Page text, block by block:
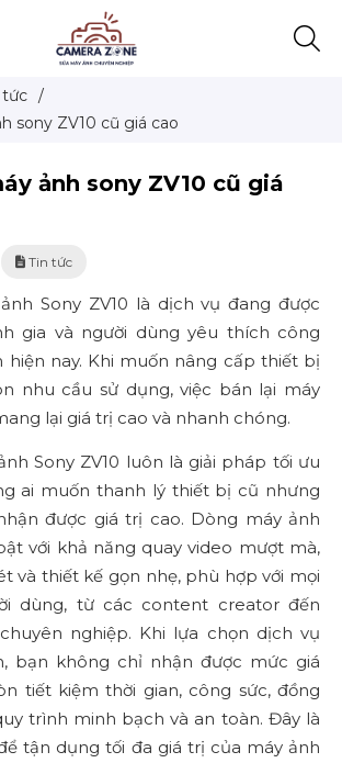
tức /
sony ZV10 cũ giá cao
ảnh sony ZV10 cũ giá
Tin tức
Sony ZV10 là dịch vụ đang được
gia và người dùng yêu thích công
hiện nay. Khi muốn nâng cấp thiết bị
nhu cầu sử dụng, việc bán lại máy
lại giá trị cao và nhanh chóng.
Sony ZV10 luôn là giải pháp tối ưu
ai muốn thanh lý thiết bị cũ nhưng
được giá trị cao. Dòng máy ảnh
với khả năng quay video mượt mà,
và thiết kế gọn nhẹ, phù hợp với mọi
dùng, từ các content creator đến
nghiệp. Khi lựa chọn dịch vụ
bạn không chỉ nhận được mức giá
tiết kiệm thời gian, công sức, đồng
trình minh bạch và an toàn. Đây là
tận dụng tối đa giá trị của máy ảnh